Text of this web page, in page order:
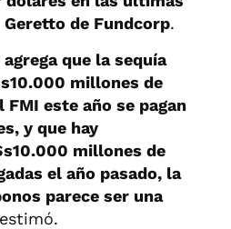
de Fundcorp.
que la sequía
millones de
este año se pagan
y que hay
millones de
el año pasado, la
parece ser una
estimó.